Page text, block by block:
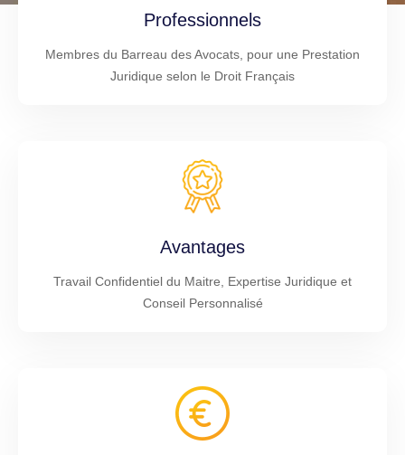
Professionnels
Membres du Barreau des Avocats, pour une Prestation
Juridique selon le Droit Français
Avantages
Travail Confidentiel du Maitre, Expertise Juridique et
Conseil Personnalisé